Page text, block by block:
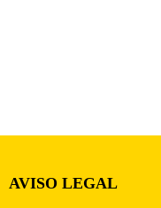
AVISO LEGAL